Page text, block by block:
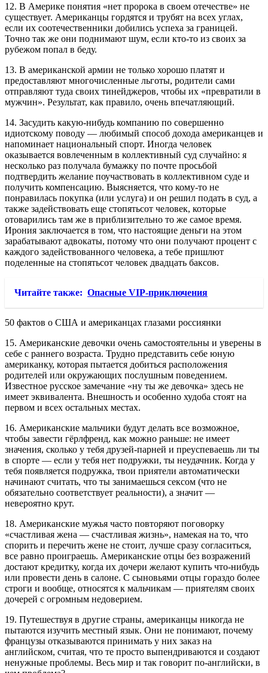
12. В Америке понятия «нет пророка в своем отечестве» не
существует. Американцы гордятся и трубят на всех углах,
если их соотечественники добились успеха за границей.
Точно так же они поднимают шум, если кто-то из своих за
рубежом попал в беду.
13. В американской армии не только хорошо платят и
предоставляют многочисленные льготы, родители сами
отправляют туда своих тинейджеров, чтобы их «превратили в
мужчин». Результат, как правило, очень впечатляющий.
14. Засудить какую-нибудь компанию по совершенно
идиотскому поводу — любимый способ дохода американцев и
напоминает национальный спорт. Иногда человек
оказывается вовлеченным в коллективный суд случайно: я
несколько раз получала бумажку по почте просьбой
подтвердить желание поучаствовать в коллективном суде и
получить компенсацию. Выясняется, что кому-то не
понравилась покупка (или услуга) и он решил подать в суд, а
также задействовать еще стопятьсот человек, которые
отоварились там же в приблизительно то же самое время.
Ирония заключается в том, что настоящие деньги на этом
зарабатывают адвокаты, потому что они получают процент с
каждого задействованного человека, а тебе пришлют
поделенные на стопятьсот человек двадцать баксов.
Читайте также: Опасные VIP-приключения
50 фактов о США и американцах глазами россиянки
15. Американские девочки очень самостоятельны и уверены в
себе с раннего возраста. Трудно представить себе юную
американку, которая пытается добиться расположения
родителей или окружающих послушным поведением.
Известное русское замечание «ну ты же девочка» здесь не
имеет эквивалента. Внешность и особенно худоба стоят на
первом и всех остальных местах.
16. Американские мальчики будут делать все возможное,
чтобы завести гёрлфренд, как можно раньше: не имеет
значения, сколько у тебя друзей-парней и преуспеваешь ли ты
в спорте — если у тебя нет подружки, ты неудачник. Когда у
тебя появляется подружка, твои приятели автоматически
начинают считать, что ты занимаешься сексом (что не
обязательно соответствует реальности), а значит —
невероятно крут.
18. Американские мужья часто повторяют поговорку
«счастливая жена — счастливая жизнь», намекая на то, что
спорить и перечить жене не стоит, лучше сразу согласиться,
все равно проиграешь. Американские отцы без возражений
достают кредитку, когда их дочери желают купить что-нибудь
или провести день в салоне. С сыновьями отцы гораздо более
строги и вообще, относятся к мальчикам — приятелям своих
дочерей с огромным недоверием.
19. Путешествуя в другие страны, американцы никогда не
пытаются изучить местный язык. Они не понимают, почему
французы отказываются принимать у них заказ на
английском, считая, что те просто выпендриваются и создают
ненужные проблемы. Весь мир и так говорит по-английски, в